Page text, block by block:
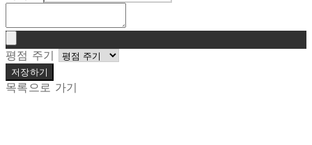
평점 주기
저장하기
목록으로 가기